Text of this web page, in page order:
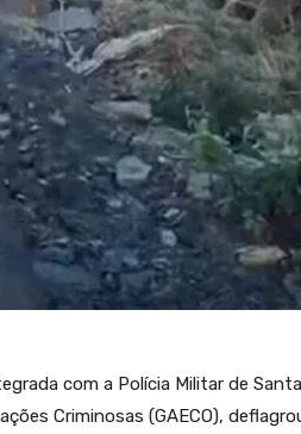
com a Polícia Militar de
Criminosas (GAECO),